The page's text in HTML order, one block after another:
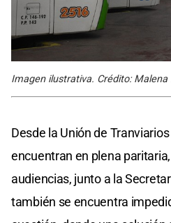
Imagen ilustrativa. Crédito: Malena
Desde la Unión de
encuentran en plena
audiencias, junto a la
también se encuentra